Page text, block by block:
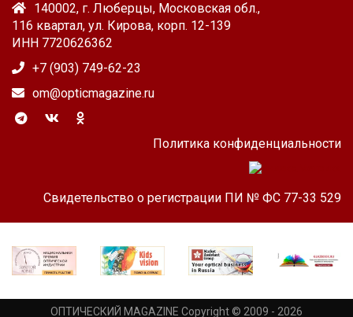
140002, г. Люберцы, Московская обл.,
116 квартал, ул. Кирова, корп. 12-139
ИНН 7720626362
+7 (903) 749-62-23
om@opticmagazine.ru
Политика конфиденциальности
Свидетельство о регистрации ПИ № ФС 77-33 529
ОПТИЧЕСКИЙ MAGAZINE Copyright © 2009 - 2026